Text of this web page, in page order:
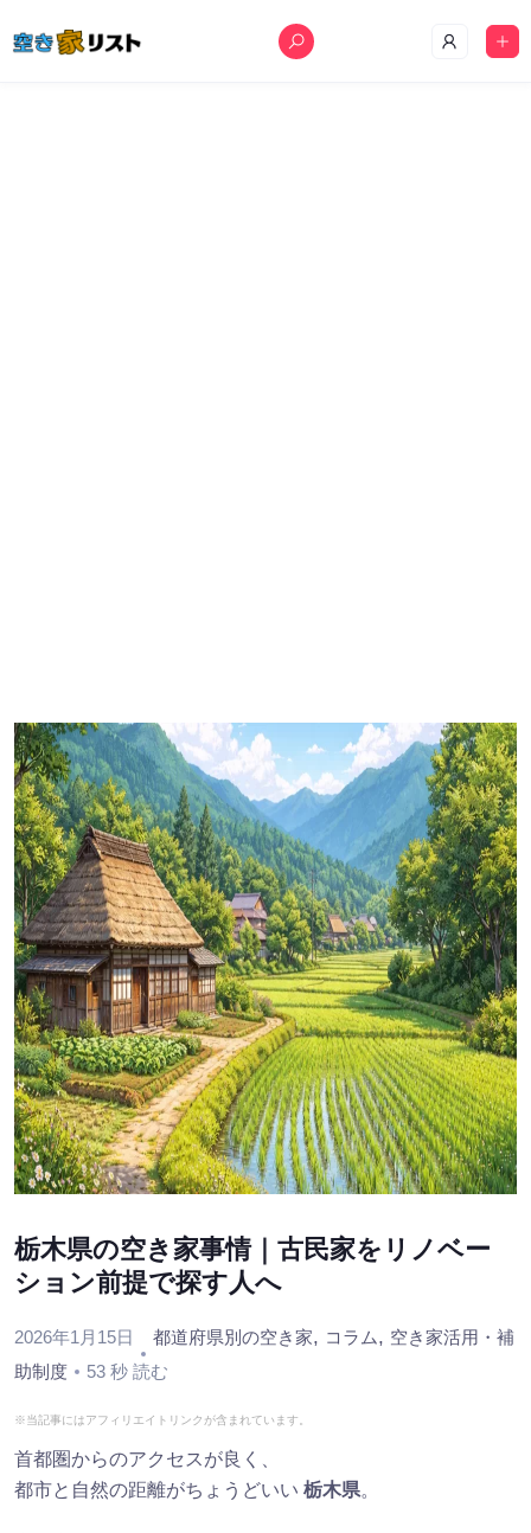
栃木県の空き家事情｜古民家をリノベー
ション前提で探す人へ
2026年1月15日 都道府県別の空き家, コラム, 空き家活用・補
助制度
53 秒 読む
※当記事にはアフィリエイトリンクが含まれています。
首都圏からのアクセスが良く、
都市と自然の距離がちょうどいい 栃木県。